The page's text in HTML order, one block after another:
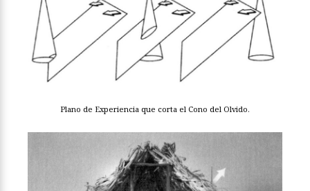
Plano de Experiencia que corta el Cono del Olvido.